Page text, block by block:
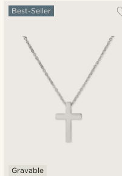
Best-Seller
Gravable